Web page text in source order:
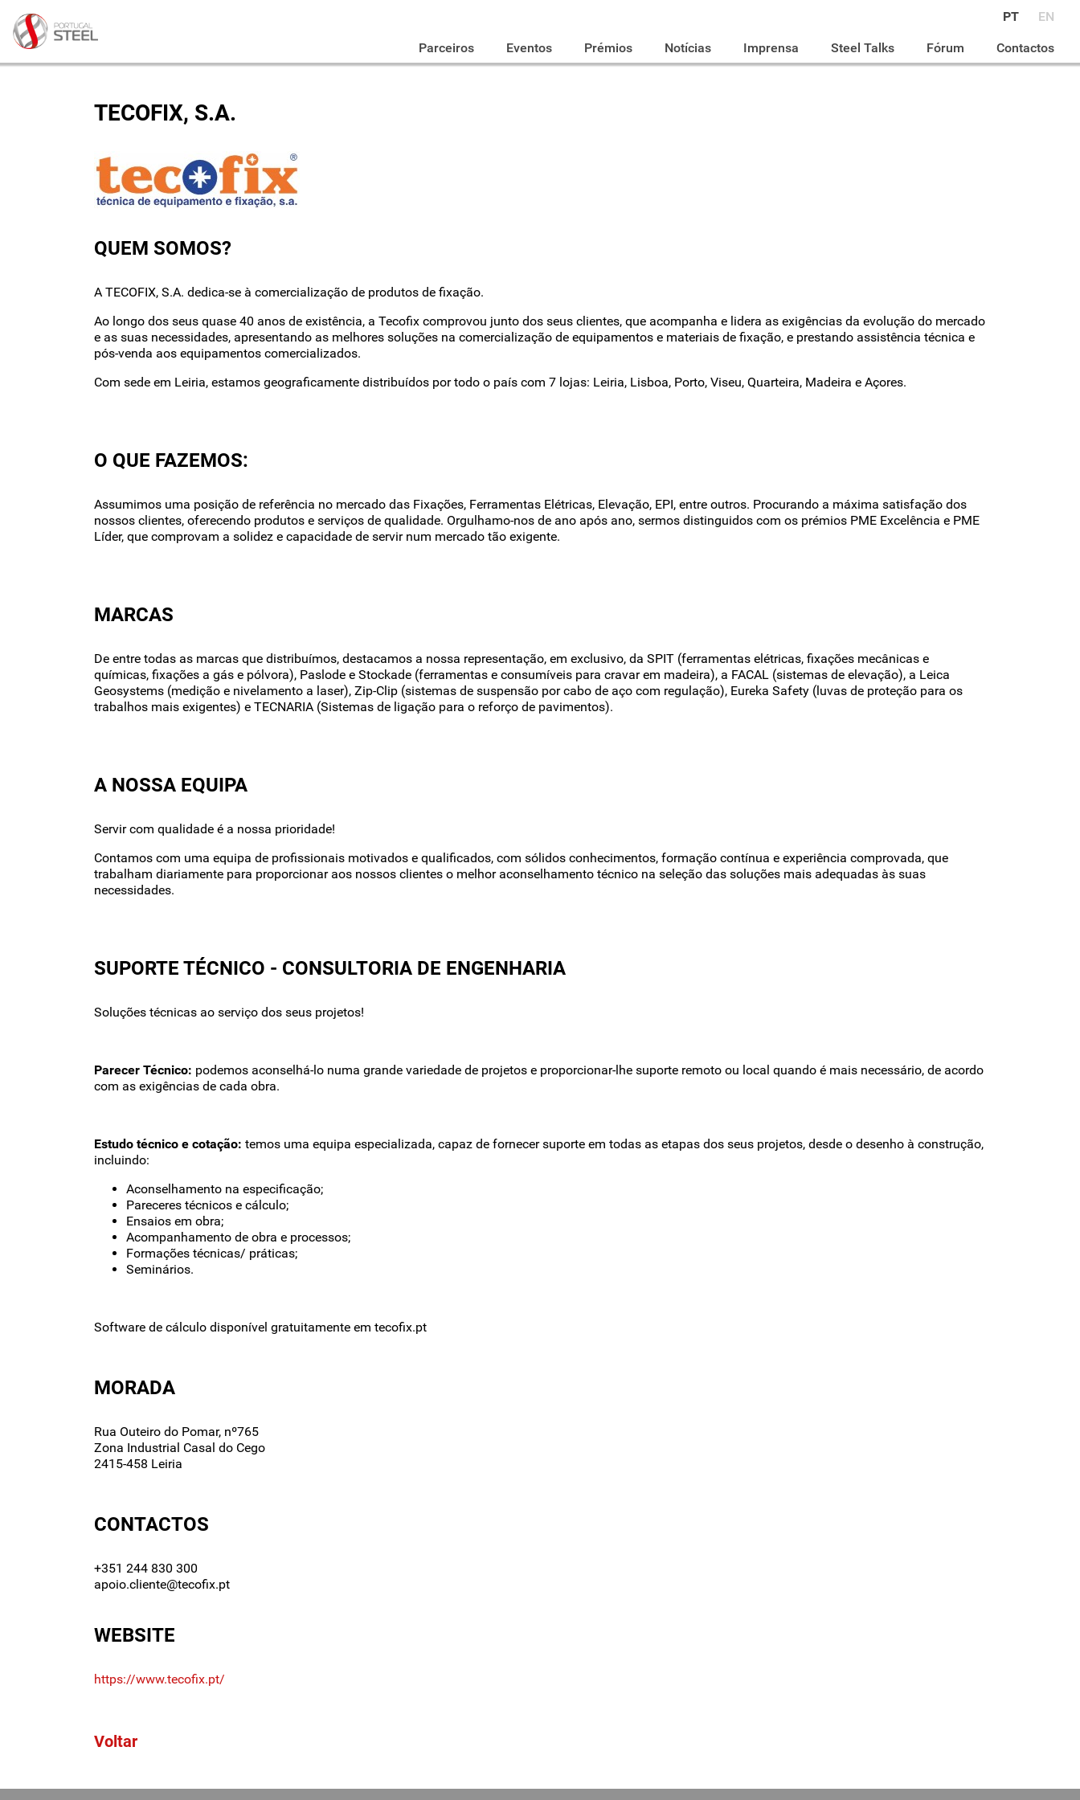
PT EN
Parceiros Eventos Prémios Notícias Imprensa Steel Talks Fórum Contactos
TECOFIX, S.A.
QUEM SOMOS?
A TECOFIX, S.A. dedica-se à comercialização de produtos de fixação.
Ao longo dos seus quase 40 anos de existência, a Tecofix comprovou junto dos seus clientes, que acompanha e lidera as exigências da evolução do mercado
e as suas necessidades, apresentando as melhores soluções na comercialização de equipamentos e materiais de fixação, e prestando assistência técnica e
pós-venda aos equipamentos comercializados.
Com sede em Leiria, estamos geograficamente distribuídos por todo o país com 7 lojas: Leiria, Lisboa, Porto, Viseu, Quarteira, Madeira e Açores.
O QUE FAZEMOS:
Assumimos uma posição de referência no mercado das Fixações, Ferramentas Elétricas, Elevação, EPI, entre outros. Procurando a máxima satisfação dos
nossos clientes, oferecendo produtos e serviços de qualidade. Orgulhamo-nos de ano após ano, sermos distinguidos com os prémios PME Excelência e PME
Líder, que comprovam a solidez e capacidade de servir num mercado tão exigente.
MARCAS
De entre todas as marcas que distribuímos, destacamos a nossa representação, em exclusivo, da SPIT (ferramentas elétricas, fixações mecânicas e
químicas, fixações a gás e pólvora), Paslode e Stockade (ferramentas e consumíveis para cravar em madeira), a FACAL (sistemas de elevação), a Leica
Geosystems (medição e nivelamento a laser), Zip-Clip (sistemas de suspensão por cabo de aço com regulação), Eureka Safety (luvas de proteção para os
trabalhos mais exigentes) e TECNARIA (Sistemas de ligação para o reforço de pavimentos).
A NOSSA EQUIPA
Servir com qualidade é a nossa prioridade!
Contamos com uma equipa de profissionais motivados e qualificados, com sólidos conhecimentos, formação contínua e experiência comprovada, que
trabalham diariamente para proporcionar aos nossos clientes o melhor aconselhamento técnico na seleção das soluções mais adequadas às suas
necessidades.
SUPORTE TÉCNICO - CONSULTORIA DE ENGENHARIA
Soluções técnicas ao serviço dos seus projetos!
Parecer Técnico: podemos aconselhá-lo numa grande variedade de projetos e proporcionar-lhe suporte remoto ou local quando é mais necessário, de acordo
com as exigências de cada obra.
Estudo técnico e cotação: temos uma equipa especializada, capaz de fornecer suporte em todas as etapas dos seus projetos, desde o desenho à construção,
incluindo:
Aconselhamento na especificação;
Pareceres técnicos e cálculo;
Ensaios em obra;
Acompanhamento de obra e processos;
Formações técnicas/ práticas;
Seminários.
Software de cálculo disponível gratuitamente em tecofix.pt
MORADA
Rua Outeiro do Pomar, nº765
Zona Industrial Casal do Cego
2415-458 Leiria
CONTACTOS
+351 244 830 300
apoio.cliente@tecofix.pt
WEBSITE
https://www.tecofix.pt/
Voltar